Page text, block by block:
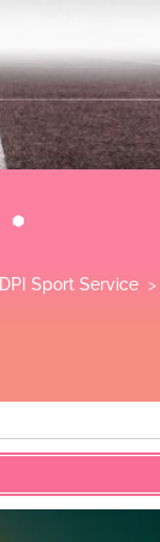
DPI Sport Service >